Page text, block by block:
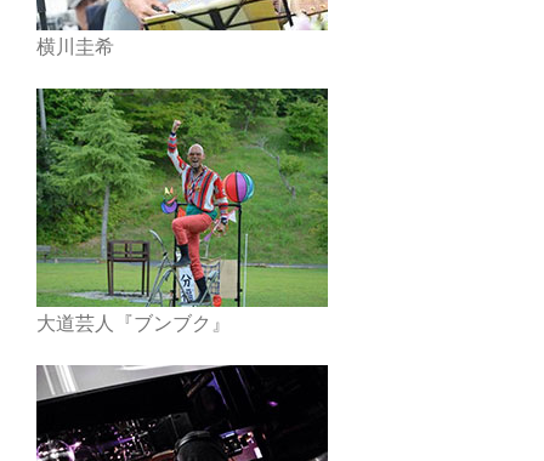
横川圭希
大道芸人『ブンブク』